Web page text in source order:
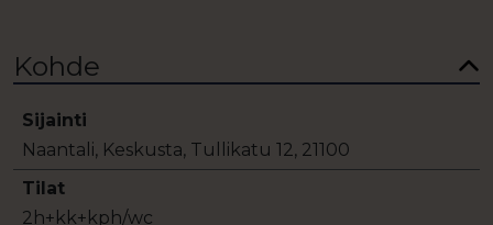
Kohde
Sijainti
Naantali, Keskusta, Tullikatu 12, 21100
Tilat
2h+kk+kph/wc